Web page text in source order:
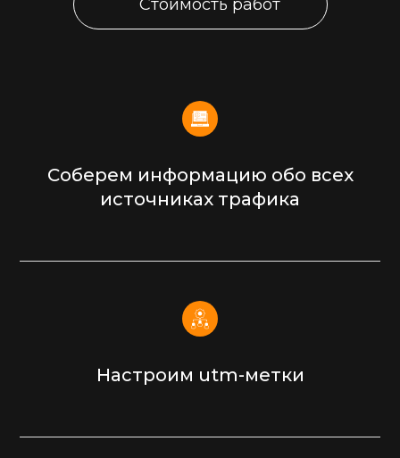
Стоимость работ
Соберем информацию обо всех
источниках трафика
Настроим utm-метки